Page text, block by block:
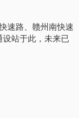
速路、赣州南快速
站于此，未来已